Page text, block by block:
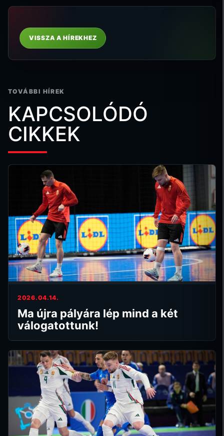
VISSZA A HÍREKHEZ
TOVÁBBI HÍREK
KAPCSOLÓDÓ
CIKKEK
2026.04.14.
Ma újra pályára lép mind a két
válogatottunk!